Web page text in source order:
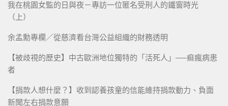
我在桃園女監的日與夜－專訪一位匿名受刑人的鐵窗時光
（上）
余孟勳專欄／從慈濟看台灣公益組織的財務透明
【被歧視的歷史】中古歐洲地位獨特的「活死人」──痲瘋病患
者
【捐款人想什麼？】收到認養孩童的信能維持捐款動力、負面
新聞左右捐款意願